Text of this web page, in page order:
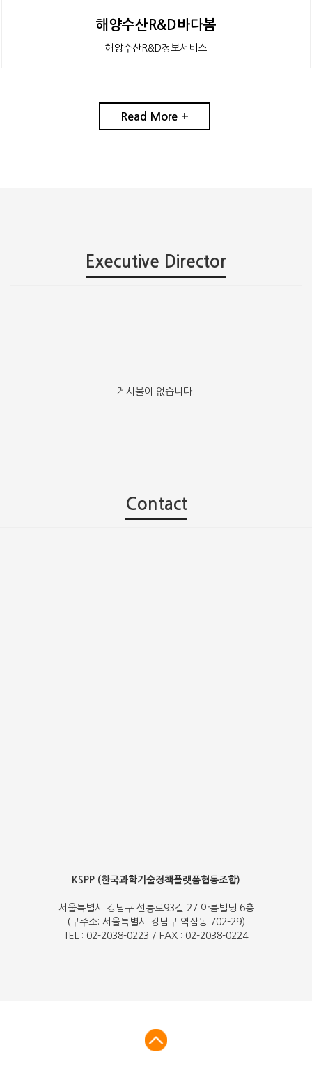
해양수산R&D바다봄
해양수산R&D정보서비스
Read More +
Executive Director
게시물이 없습니다.
Contact
KSPP (한국과학기술정책플랫폼협동조합)
서울특별시 강남구 선릉로93길 27 아름빌딩 6층
(구주소: 서울특별시 강남구 역삼동 702-29)
TEL : 02-2038-0223 / FAX : 02-2038-0224